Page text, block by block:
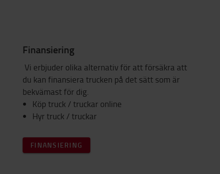
Finansiering
Vi erbjuder olika alternativ för att försäkra att
du kan finansiera trucken på det sätt som är
bekvämast för dig.
Köp truck / truckar online
Hyr truck / truckar
FINANSIERING